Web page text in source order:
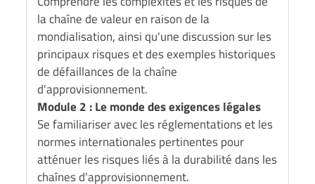
la chaîne de valeur en raison de la
mondialisation, ainsi qu'une discussion sur les
principaux risques et des exemples historiques
de défaillances de la chaîne
d'approvisionnement.
Module 2 : Le monde des exigences légales
Se familiariser avec les réglementations et les
normes internationales pertinentes pour
atténuer les risques liés à la durabilité dans les
chaînes d'approvisionnement.